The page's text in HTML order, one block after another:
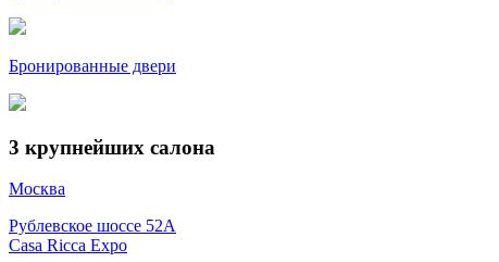
Бронированные двери
3 крупнейших салона
Москва
Рублевское шоссе 52А
Casa Ricca Expo